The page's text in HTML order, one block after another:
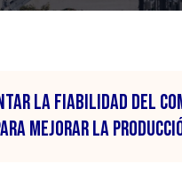
la fiabilidad del
mejorar la